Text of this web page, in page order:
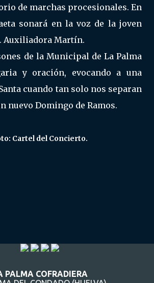
de marchas procesionales. En
sonará en la voz de la joven
Auxiliadora Martín.
de la Municipal de La Palma
y oración, evocando a una
cuando tan solo nos separan
nuevo Domingo de Ramos.
Cartel del Concierto.
PALMA COFRADIERA